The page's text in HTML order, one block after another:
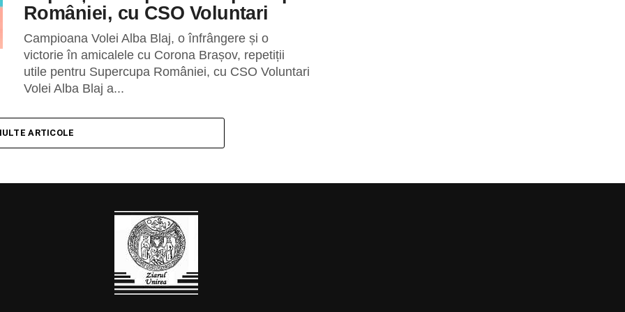
României, cu CSO Voluntari
Campioana Volei Alba Blaj, o înfrângere și o
victorie în amicalele cu Corona Brașov, repetiții
utile pentru Supercupa României, cu CSO Voluntari
Volei Alba Blaj a...
ARTICOLE